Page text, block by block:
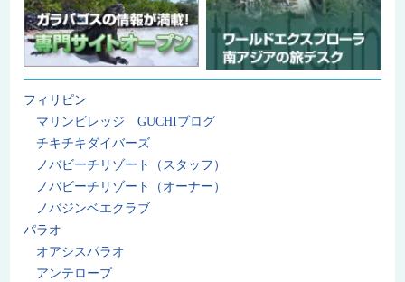
フィリピン
マリンビレッジ GUCHIブログ
チキチキダイバーズ
ノバビーチリゾート（スタッフ）
ノバビーチリゾート（オーナー）
ノバジンベエクラブ
パラオ
オアシスパラオ
アンテロープ